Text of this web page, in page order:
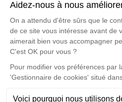
Un service de plantation
vendredi 04 octobre